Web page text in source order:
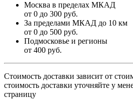
Москва в пределах МКАД
от 0 до 300 руб.
За пределами МКАД до 10 км
от 0 до 500 руб.
Подмосковье и регионы
от 400 руб.
Стоимость доставки зависит от
стоимость доставки уточняйте у
страницу